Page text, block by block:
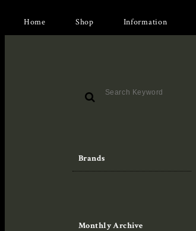
Home Shop Information
Brands
Monthly Archive